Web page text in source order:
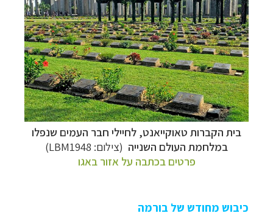
בית הקברות טאוקייאנט, לחיילי חבר העמים שנפלו
במלחמת העולם השנייה (צילום: LBM1948
)
פרטים בכתבה על אזור באגו
כיבוש מחודש של בורמה